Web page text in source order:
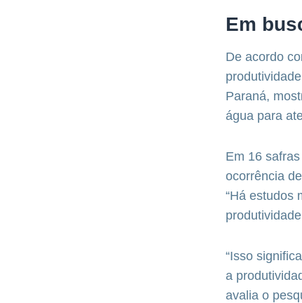
Em
De acordo
Paraná,
água para
Em 16
ocorrência
“Há estudos
“Isso
a
avalia o